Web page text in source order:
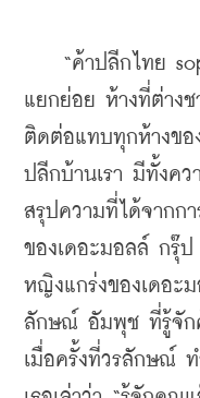
“ค้าปลีกไทย
แยกย่อย ห้างที่ต่าง
ติดต่อแทบทุกห้างขอ
ปลีกบ้านเรา มีทั้งคว
สรุปความที่ได้จากก
ของเดอะมอลล์ กรุ๊
หญิงแกร่งของเดอะ
ลักษณ์ อัมพุช ที่รู้จักคุ้
เมื่อครั้งที่วรลักษณ์